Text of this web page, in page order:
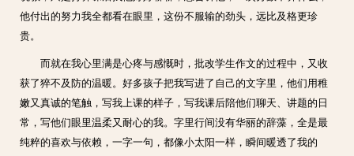
他付出的努力我全都看在眼里，这份不服输的劲头，远比及格更珍
贵。
而就在我心里满是心疼与感慨时，批改学生作文的过程中，又收
获了猝不及防的温暖。好多孩子把我写进了自己的文字里，他们用稚
嫩又真诚的笔触，写我上课的样子，写我课后陪他们聊天、讲题的日
常，写他们眼里温柔又耐心的我。字里行间没有华丽的辞藻，全是最
纯粹的喜欢与依赖，一字一句，都像小太阳一样，瞬间暖透了我的